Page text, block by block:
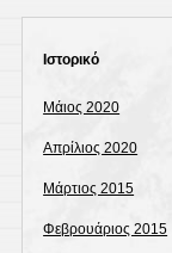
Ιστορικό
Μάιος 2020
Απρίλιος 2020
Μάρτιος 2015
Φεβρουάριος 2015